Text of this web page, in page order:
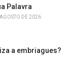
Palavra
DE 2026
a embriagues?